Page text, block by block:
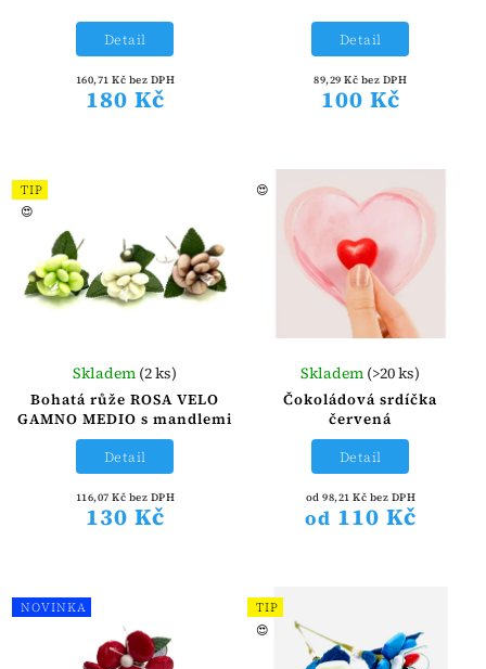
160,71 Kč bez DPH
180 Kč
Detail
89,29 Kč bez DPH
100 Kč
Detail
TIP
😍
Bohatá růže ROSA VELO
GAMNO MEDIO s mandlemi
Skladem (2 ks)
116,07 Kč bez DPH
130 Kč
Detail
😍
Čokoládová srdíčka
červená
Skladem (>20 ks)
od 98,21 Kč bez DPH
od 110 Kč
Detail
NOVINKA
TIP
😍